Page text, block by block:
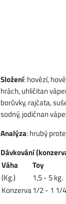
Složení: hovězí,
hrách, uhličitan
borůvky, rajčata,
sodný, jodičnan
Analýza: hrubý
Dávkování
Váha
Toy
(Kg.)
1,5 - 5 kg.
Konzerva1/2 - 1 1/4